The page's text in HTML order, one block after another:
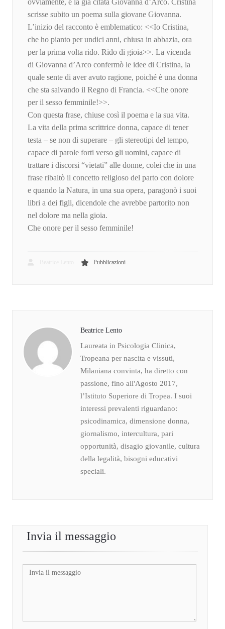
ovviamente, è la già citata Giovanna d’Arco. Cristina
scrisse subito un poema sulla giovane Giovanna.
L’inizio del racconto è emblematico: <<Io Cristina,
che ho pianto per undici anni, chiusa in abbazia, ora
per la prima volta rido. Rido di gioia>>. La vicenda
di Giovanna d’Arco confermò le idee di Cristina, la
quale sente di aver avuto ragione, poiché è una donna
che sta salvando il Regno di Francia. <<Che onore
per il sesso femminile!>>.
Con questa frase, chiuse così il poema e la sua vita.
La vita della prima scrittrice donna, capace di tener
testa – se non di superare – gli stereotipi del tempo,
capace di parole forti verso gli uomini, capace di
trattare i discorsi “vietati” alle donne, colei che in una
frase ribaltò il concetto religioso del parto con dolore
e quando la Natura, in una sua opera, paragonò i suoi
libri a dei figli, dicendole che avrebbe partorito non
nel dolore ma nella gioia.
Che onore per il sesso femminile!
Pubblicazioni
Beatrice Lento
Laureata in Psicologia Clinica,
Tropeana per nascita e vissuti,
Milaniana convinta, ha diretto con
passione, fino all'Agosto 2017,
l’Istituto Superiore di Tropea. I suoi
interessi prevalenti riguardano:
psicodinamica, dimensione donna,
giornalismo, intercultura, pari
opportunità, disagio giovanile, cultura
della legalità, bisogni educativi
speciali.
Invia il messaggio